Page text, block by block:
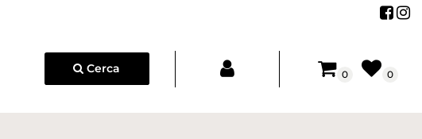
Cerca 0 0